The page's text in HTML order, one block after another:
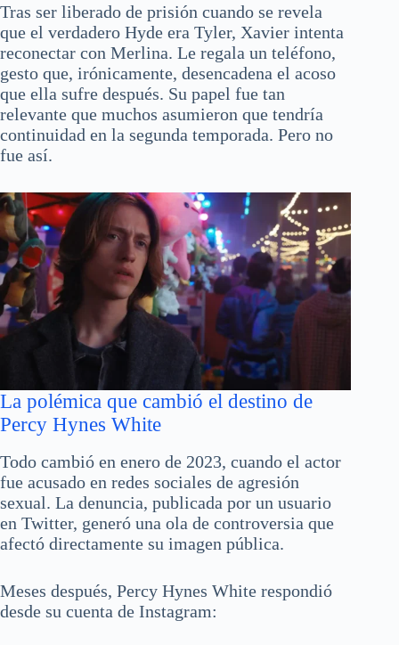
Tras ser liberado de prisión cuando se revela
que el verdadero Hyde era Tyler, Xavier intenta
reconectar con Merlina. Le regala un teléfono,
gesto que, irónicamente, desencadena el acoso
que ella sufre después. Su papel fue tan
relevante que muchos asumieron que tendría
continuidad en la segunda temporada. Pero no
fue así.
La polémica que cambió el destino de
Percy Hynes White
Todo cambió en enero de 2023, cuando el actor
fue acusado en redes sociales de agresión
sexual. La denuncia, publicada por un usuario
en Twitter, generó una ola de controversia que
afectó directamente su imagen pública.
Meses después, Percy Hynes White respondió
desde su cuenta de Instagram: